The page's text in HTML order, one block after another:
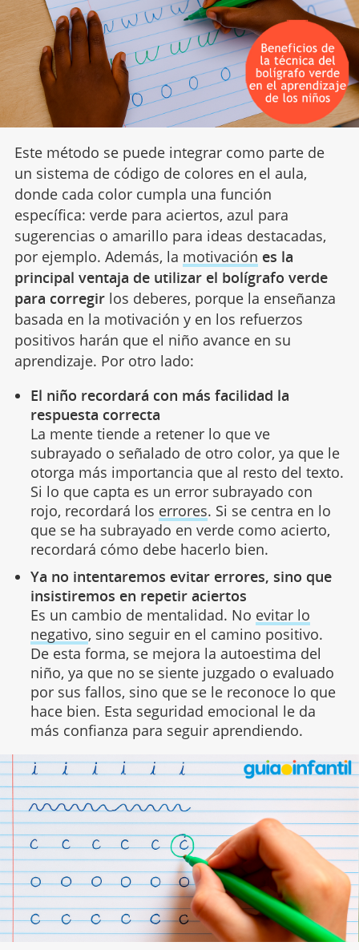
Este método se puede integrar como parte de
un sistema de código de colores en el aula,
donde cada color cumpla una función
específica: verde para aciertos, azul para
sugerencias o amarillo para ideas destacadas,
por ejemplo. Además, la motivación es la
principal ventaja de utilizar el bolígrafo verde
para corregirlos deberes, porque la enseñanza
basada en la motivación y en los refuerzos
positivos harán que el niño avance en su
aprendizaje. Por otro lado:
El niño recordará con más facilidad la
respuesta correcta
La mente tiende a retener lo que ve
subrayado o señalado de otro color, ya que le
otorga más importancia que al resto del texto.
Si lo que capta es un error subrayado con
rojo, recordará los errores. Si se centra en lo
que se ha subrayado en verde como acierto,
recordará cómo debe hacerlo bien.
Ya no intentaremos evitar errores, sino que
insistiremos en repetir aciertos
Es un cambio de mentalidad. No evitar lo
negativo, sino seguir en el camino positivo.
De esta forma, se mejora la autoestima del
niño, ya que no se siente juzgado o evaluado
por sus fallos, sino que se le reconoce lo que
hace bien. Esta seguridad emocional le da
más confianza para seguir aprendiendo.